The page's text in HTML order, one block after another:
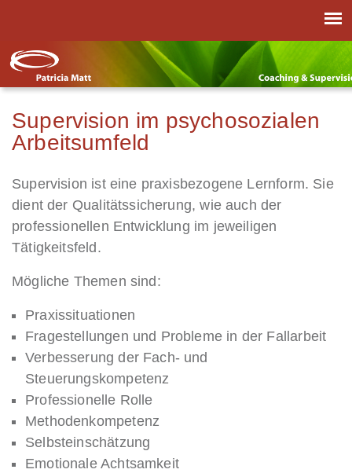
Supervision im psychosozialen
Arbeitsumfeld
Supervision ist eine praxisbezogene Lernform. Sie
dient der Qualitätssicherung, wie auch der
professionellen Entwicklung im jeweiligen
Tätigkeitsfeld.
Mögliche Themen sind:
Praxissituationen
Fragestellungen und Probleme in der Fallarbeit
Verbesserung der Fach- und
Steuerungskompetenz
Professionelle Rolle
Methodenkompetenz
Selbsteinschätzung
Emotionale Achtsamkeit